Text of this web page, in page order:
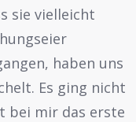
sie vielleicht
haben uns
Es ging nicht
bei mir das erste